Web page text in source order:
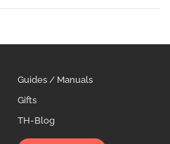
Guides / Manuals
Gifts
TH-Blog